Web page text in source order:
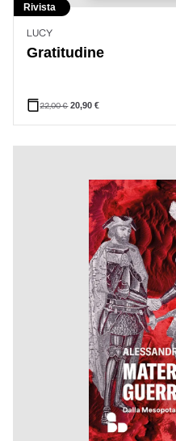
Rivista
LUCY
Gratitudine
22,00€ 20,90€